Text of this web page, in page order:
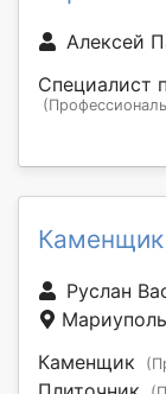
Алексей
Специалист
Каменщик
Руслан
Мариуполь
Каменщик